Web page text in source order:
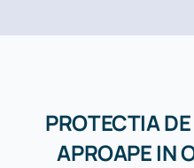
PROTECTIA
APROAPE IN